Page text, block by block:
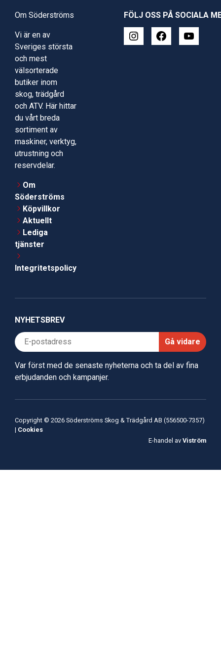
Om Söderströms
Vi är en av
Sveriges största
och mest
välsorterade
butiker inom
skog, trädgård
och ATV. Här hittar
du vårt breda
sortiment av
maskiner, verktyg,
utrustning och
reservdelar.
Om
Söderströms
Köpvillkor
Aktuellt
Lediga
tjänster
Integritetspolicy
FÖLJ OSS PÅ SOCIALA
NYHETSBREV
Gå vidare
Var först med de senaste nyheterna och ta del av fina
erbjudanden och kampanjer.
Copyright © 2026 Söderströms Skog & Trädgård AB (556500-7357)
| Cookies
E-handel av Viström